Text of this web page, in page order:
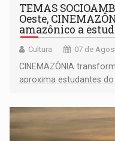
TEMAS
Oeste,
amazônico a
Cultura 07 de
CINEMAZÔNIA
aproxima estudantes